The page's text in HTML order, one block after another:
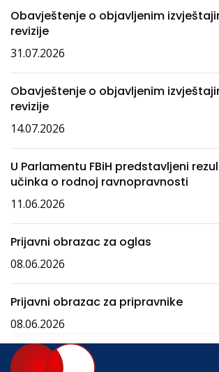
Obavještenje o objavljenim
revizije
31.07.2026
Obavještenje o objavljenim
revizije
14.07.2026
U Parlamentu FBiH predstavljeni
učinka o rodnoj ravnopravnosti
11.06.2026
Prijavni obrazac za oglas
08.06.2026
Prijavni obrazac za pripravnike
08.06.2026